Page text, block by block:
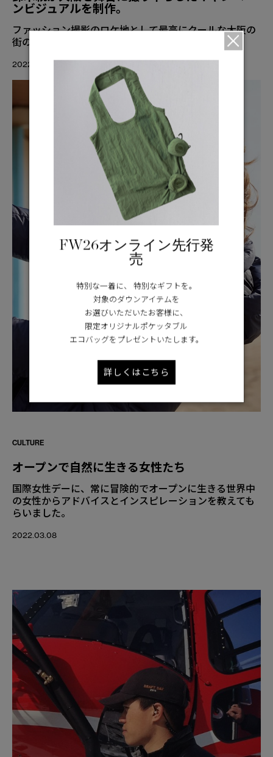
ンビジュアルを制作。
ファッション撮影のロケ地として最高にクールな大阪の
街の魅力を映し出す
2022.10.06
CULTURE
オープンで自然に生きる女性たち
国際女性デーに、常に冒険的でオープンに生きる世界中
の女性からアドバイスとインスピレーションを教えても
らいました。
2022.03.08
FW26オンライン先行発
売
特別な一着に、 特別なギフトを。
対象のダウンアイテムを
お選びいただいたお客様に、
限定オリジナルポケッタブル
エコバッグをプレゼントいたします。
詳しくはこちら